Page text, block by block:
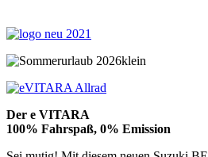
Der e VITARA
100% Fahrspaß, 0% Emission